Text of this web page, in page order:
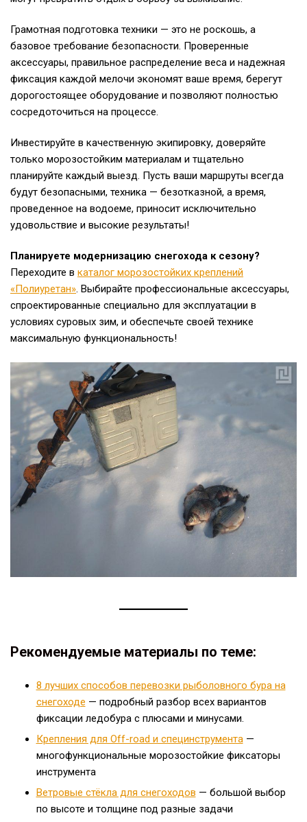
Грамотная подготовка техники — это не роскошь, а
базовое требование безопасности. Проверенные
аксессуары, правильное распределение веса и надежная
фиксация каждой мелочи экономят ваше время, берегут
дорогостоящее оборудование и позволяют полностью
сосредоточиться на процессе.
Инвестируйте в качественную экипировку, доверяйте
только морозостойким материалам и тщательно
планируйте каждый выезд. Пусть ваши маршруты всегда
будут безопасными, техника — безотказной, а время,
проведенное на водоеме, приносит исключительно
удовольствие и высокие результаты!
Планируете модернизацию снегохода к сезону?
Переходите в каталог морозостойких креплений
«Полиуретан». Выбирайте профессиональные аксессуары,
спроектированные специально для эксплуатации в
условиях суровых зим, и обеспечьте своей технике
максимальную функциональность!
Рекомендуемые материалы по теме:
8 лучших способов перевозки рыболовного бура на
снегоходе — подробный разбор всех вариантов
фиксации ледобура с плюсами и минусами.
Крепления для Off-road и специнструмента—
многофункциональные морозостойкие фиксаторы
инструмента
Ветровые стёкла для снегоходов — большой выбор
по высоте и толщине под разные задачи